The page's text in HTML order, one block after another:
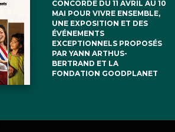
CONCORDE DU 11 AVRIL AU 10
MAI POUR VIVRE ENSEMBLE,
UNE EXPOSITION ET DES
ÉVÉNEMENTS
EXCEPTIONNELS PROPOSÉS
PAR YANN ARTHUS-
BERTRAND ET LA
FONDATION GOODPLANET